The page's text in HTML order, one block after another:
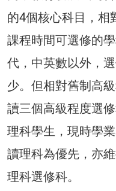
的4個核心科目，相
課程時間可選修的
代，中英數以外，
少。但相對舊制高
讀三個高級程度選
理科學生，現時學
讀理科為優先，亦
理科選修科。